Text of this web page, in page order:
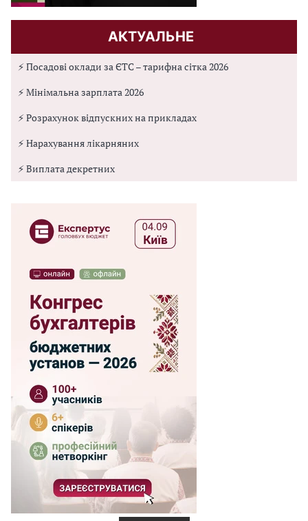
АКТУАЛЬНЕ
⚡ Посадові оклади за ЄТС – тарифна сітка 2026
⚡ Мінімальна зарплата 2026
⚡ Розрахунок відпускних на прикладах
⚡ Нарахування лікарняних
⚡ Виплата декретних